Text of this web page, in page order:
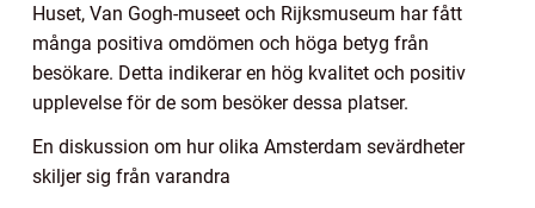
Huset, Van Gogh-museet och Rijksmuseum har fått
många positiva omdömen och höga betyg från
besökare. Detta indikerar en hög kvalitet och positiv
upplevelse för de som besöker dessa platser.
En diskussion om hur olika Amsterdam sevärdheter
skiljer sig från varandra